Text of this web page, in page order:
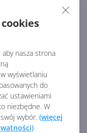
nasza strona
wyświetlaniu
do
ustawieniami
niezbędne. W
wybór. (więcej
02/01/uwp-
users-uk/
ARTYKUŁY O